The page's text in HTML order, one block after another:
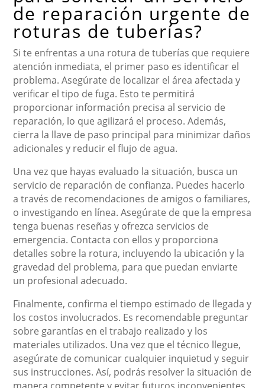
de reparación urgente de
roturas de tuberías?
Si te enfrentas a una rotura de tuberías que requiere
atención inmediata, el primer paso es identificar el
problema. Asegúrate de localizar el área afectada y
verificar el tipo de fuga. Esto te permitirá
proporcionar información precisa al servicio de
reparación, lo que agilizará el proceso. Además,
cierra la llave de paso principal para minimizar daños
adicionales y reducir el flujo de agua.
Una vez que hayas evaluado la situación, busca un
servicio de reparación de confianza. Puedes hacerlo
a través de recomendaciones de amigos o familiares,
o investigando en línea. Asegúrate de que la empresa
tenga buenas reseñas y ofrezca servicios de
emergencia. Contacta con ellos y proporciona
detalles sobre la rotura, incluyendo la ubicación y la
gravedad del problema, para que puedan enviarte
un profesional adecuado.
Finalmente, confirma el tiempo estimado de llegada y
los costos involucrados. Es recomendable preguntar
sobre garantías en el trabajo realizado y los
materiales utilizados. Una vez que el técnico llegue,
asegúrate de comunicar cualquier inquietud y seguir
sus instrucciones. Así, podrás resolver la situación de